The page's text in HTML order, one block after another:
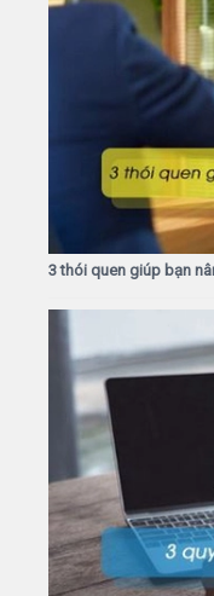
3 thói quen giúp bạn